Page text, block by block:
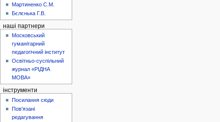
Мартиненко С.М.
Бєлєнька Г.В.
наші партнери
Московський
гуманітарний
педагогічний інститут
Освітньо-суспільний
журнал «РІДНА
МОВА»
інструменти
Посилання сюди
Пов'язані
редагування